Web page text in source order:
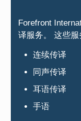
Forefront
译服务。 这些服
连续传译
同声传译
耳语传译
手语